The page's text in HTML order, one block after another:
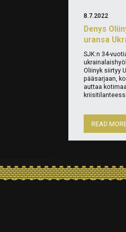
Denys
uransa
8.7.2022
SJK:n 34-
Oliinyk siirtyy
pääsarjaan,
auttaa
READ